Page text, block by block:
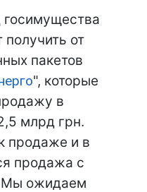
от
пакетов
", которые
в
млрд грн.
продаже и в
продажа с
Мы ожидаем